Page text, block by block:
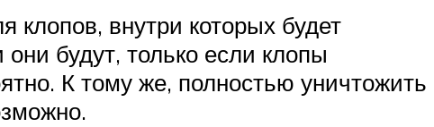
внутри которых будет
будут, только если клопы
К тому же, полностью уничтожить